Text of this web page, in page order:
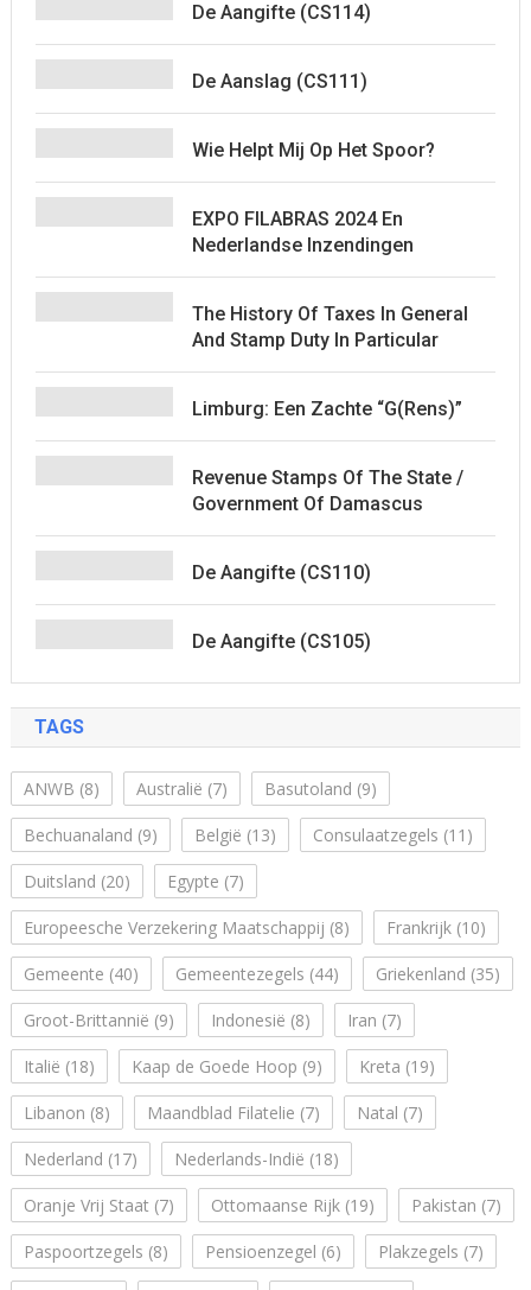
De Aangifte (CS114)
De Aanslag (CS111)
Wie Helpt Mij Op Het Spoor?
EXPO FILABRAS 2024 En
Nederlandse Inzendingen
The History Of Taxes In General
And Stamp Duty In Particular
Limburg: Een Zachte “G(rens)”
Revenue Stamps Of The State /
Government Of Damascus
De Aangifte (CS110)
De Aangifte (CS105)
TAGS
ANWB (8) Australië (7) Basutoland (9)
Bechuanaland (9) België (13) Consulaatzegels (11)
Duitsland (20) Egypte (7)
Europeesche Verzekering Maatschappij (8) Frankrijk(10)
Gemeente (40) Gemeentezegels (44) Griekenland (35)
Groot-Brittannië (9) Indonesië (8) Iran (7)
Italië (18) Kaap de Goede Hoop (9) Kreta (19)
Libanon (8) Maandblad Filatelie (7) Natal (7)
Nederland (17) Nederlands-Indië (18)
Oranje Vrij Staat (7) Ottomaanse Rijk(19) Pakistan (7)
Paspoortzegels (8) Pensioenzegel (6) Plakzegels (7)